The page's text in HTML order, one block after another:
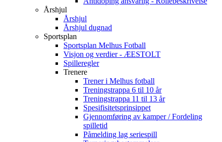
Årshjul
Årshjul
Årshjul dugnad
Sportsplan
Sportsplan Melhus Fotball
Visjon og verdier - ÆESTOLT
Spilleregler
Trenere
Trener i Melhus fotball
Treningstrappa 6 til 10 år
Treningstrappa 11 til 13 år
Spesifisitetsprinsippet
Gjennomføring av kamper / Fordeling
spilletid
Påmelding lag seriespill